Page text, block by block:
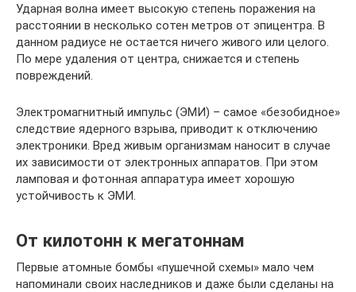
Ударная волна имеет высокую степень поражения на
расстоянии в несколько сотен метров от эпицентра. В
данном радиусе не остается ничего живого или целого.
По мере удаления от центра, снижается и степень
повреждений.
Электромагнитный импульс (ЭМИ) – самое «безобидное»
следствие ядерного взрыва, приводит к отключению
электроники. Вред живым организмам наносит в случае
их зависимости от электронных аппаратов. При этом
ламповая и фотонная аппаратура имеет хорошую
устойчивость к ЭМИ.
От килотонн к мегатоннам
Первые атомные бомбы «пушечной схемы» мало чем
напоминали своих наследников и даже были сделаны на